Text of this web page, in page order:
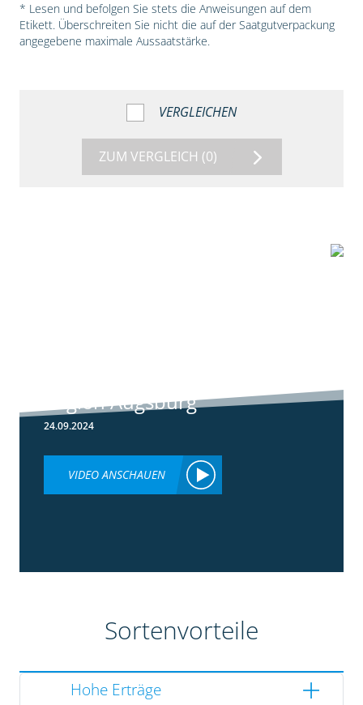
* Lesen und befolgen Sie stets die Anweisungen auf dem
Etikett. Überschreiten Sie nicht die auf der Saatgutverpackung
angegebene maximale Aussaatstärke.
VERGLEICHEN
ZUM VERGLEICH (0)
Region Augsburg
24.09.2024
VIDEO ANSCHAUEN
Sortenvorteile
Hohe Erträge